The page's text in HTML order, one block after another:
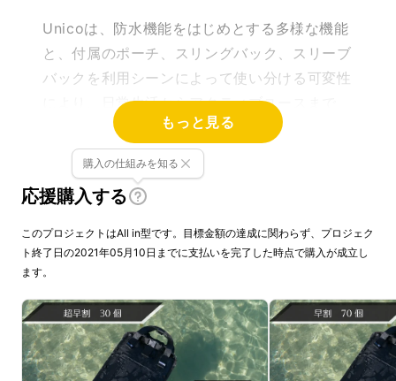
Unicoは、防水機能をはじめとする多様な機能
と、付属のポーチ、スリングバック、スリーブ
バックを利用シーンによって使い分ける可変性
により、日常生活からアクティブユースまで
様々な場面で利用することが可能な多機能バッ
クです！
もっと見る
応援購入する
購入の仕組みを知る
このプロジェクトはAll in型です。目標金額の達成に関わらず、プロジェク
ト終了日の2021年05月10日までに支払いを完了した時点で購入が成立し
ます。